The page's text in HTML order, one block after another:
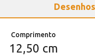
Comprimento
12,50 cm